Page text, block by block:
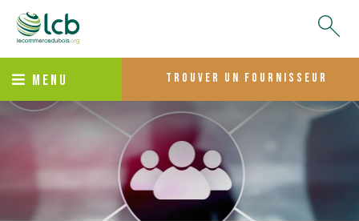
MENU trouver un fournisseur